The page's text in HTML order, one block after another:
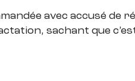
avec accusé de
sachant que